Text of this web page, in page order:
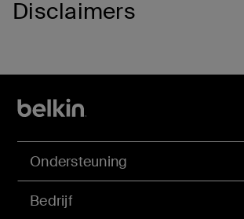
Disclaimers
Ondersteuning
Bedrijf